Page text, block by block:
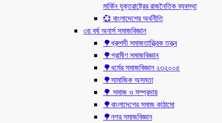
মার্কিন যুক্তরাষ্ট্রের রাজনৈতিক ব্যবস্থা
💞 বাংলাদেশের অর্থনীতি
৩য় বর্ষ অনার্স সমাজবিজ্ঞান
🌳ধ্রুপদী সমাজতাত্ত্বিক তত্ত্ব
🌳গ্রামীণ সমাজবিজ্ঞান
🌳ধর্মের সমাজবিজ্ঞান ২৩২০০৫
🌳সামাজিক অসমতা
🌳 সমাজ ও সম্প্রদায়
🌳বাংলাদেশের সমাজ কাঠামো
🌳নগর সমাজবিজ্ঞান